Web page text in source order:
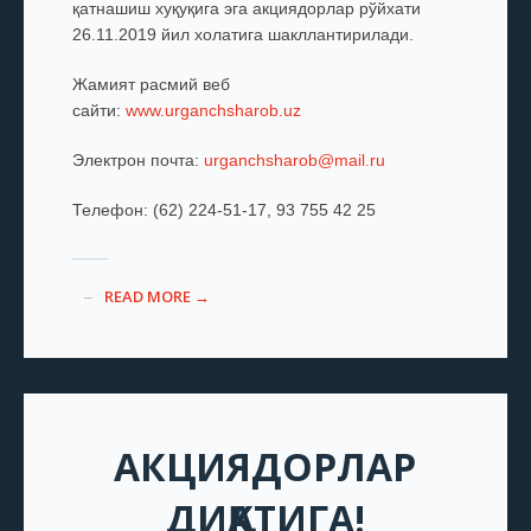
қатнашиш хуқуқига эга акциядорлар рўйхати
26.11.2019 йил холатига шакллантирилади.
Жамият расмий веб
сайти: www.urganchsharob.uz
Электрон почта: urganchsharob@mail.ru
Телефон: (62) 224-51-17, 93 755 42 25
READ MORE →
АКЦИЯДОРЛАР
ДИҚҚАТИГА!